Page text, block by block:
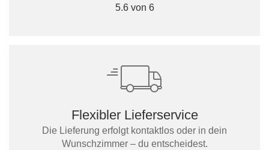
5.6 von 6
Flexibler Lieferservice
Die Lieferung erfolgt kontaktlos oder in dein
Wunschzimmer – du entscheidest.